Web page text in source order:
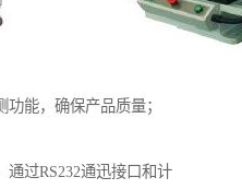
能，确保产品质量；
过RS232通迅接口和计